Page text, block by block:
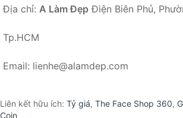
Địa chỉ: A Làm Đẹp Điện Biên Phủ,
Tp.HCM
Email: lienhe@alamdep.com
Liên kết hữu ích: Tỷ giá, The Face Shop 360,
Coin